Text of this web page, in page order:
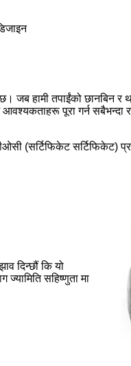
हामी तपाईंको छानबिन र
पूरा गर्न सबैभन्दा
(सर्टिफिकेट सर्टिफिकेट)
दिन्छौं कि यो
सहिष्णुता मा